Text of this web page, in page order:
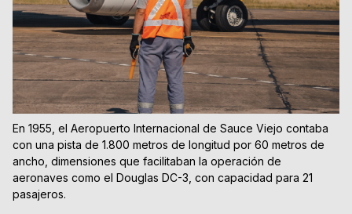
En 1955, el Aeropuerto Internacional de Sauce Viejo contaba
con una pista de 1.800 metros de longitud por 60 metros de
ancho, dimensiones que facilitaban la operación de
aeronaves como el Douglas DC-3, con capacidad para 21
pasajeros.